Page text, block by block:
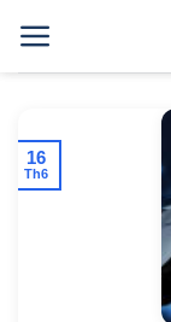
qua
nội
16
Th6